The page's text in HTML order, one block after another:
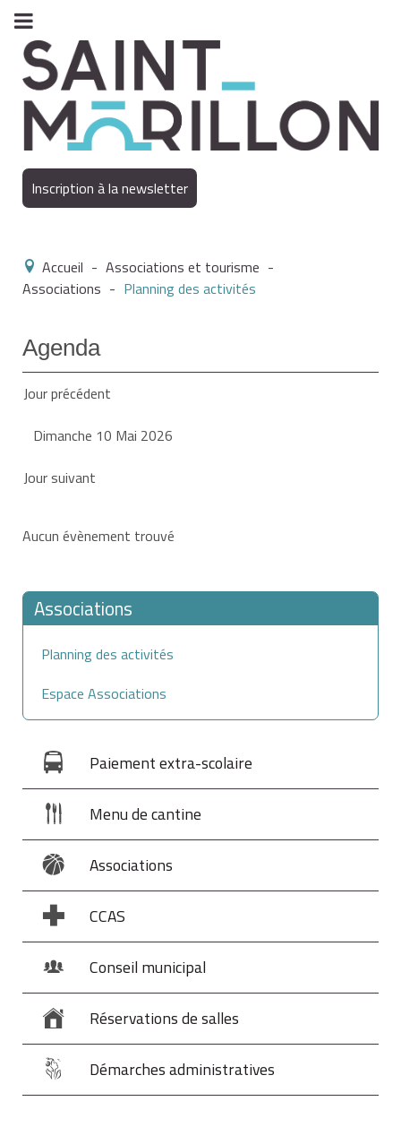
Inscription à la newsletter
Accueil - Associations et tourisme -
Associations - Planning des activités
Agenda
Jour précédent
Dimanche 10 Mai 2026
Jour suivant
Aucun évènement trouvé
Associations
Planning des activités
Espace Associations
Paiement extra-scolaire
Menu de cantine
Associations
CCAS
Conseil municipal
Réservations de salles
Démarches administratives